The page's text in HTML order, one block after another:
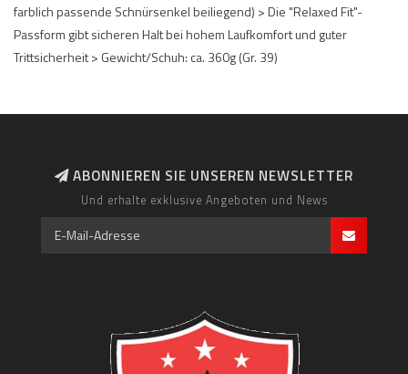
farblich passende Schnürsenkel beiliegend) > Die "Relaxed Fit"-
Passform gibt sicheren Halt bei hohem Laufkomfort und guter
Trittsicherheit > Gewicht/Schuh: ca. 360g (Gr. 39)
ABONNIEREN SIE UNSEREN NEWSLETTER
Und erhalte exklusive Angeboten und News